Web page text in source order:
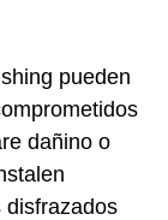
pueden
dañino o
disfrazados